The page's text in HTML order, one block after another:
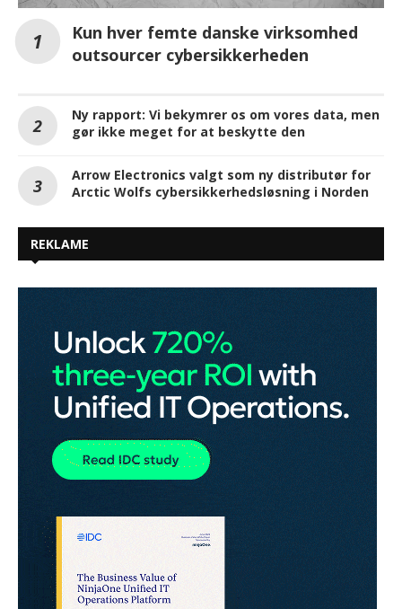
Kun hver femte danske virksomhed
outsourcer cybersikkerheden
Ny rapport: Vi bekymrer os om vores data, men
gør ikke meget for at beskytte den
Arrow Electronics valgt som ny distributør for
Arctic Wolfs cybersikkerhedsløsning i Norden
REKLAME